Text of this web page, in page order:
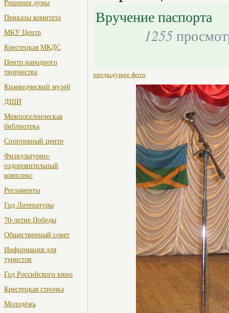
Решения думы
Приказы комитета
МКУ Центр
Крестецкая МКДС
Центр народного
творчества
Краеведческий музей
ДШИ
Межпоселенческая
библиотека
Спортивный центр
Физкультурно-
оздоровительный
комплекс
Регламенты
Год Литературы
70-летие Победы
Общественный совет
Информация для
туристов
Год Российского кино
Крестецкая строчка
Молодёжь
Вручение паспорта
1255
предыдущее фото